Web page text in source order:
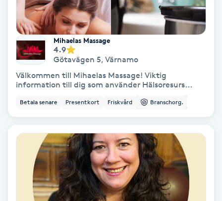
Permanent hårborttagning
Permanent ögonbrynsmakeup
Personal shopper
Pigmentbehandling
Mihaelas Massage
4.9
Götavägen 5, Värnamo
Välkommen till Mihaelas Massage! Viktig
information till dig som använder Hälsoresurs...
Betala senare Presentkort Friskvård Branschorg.